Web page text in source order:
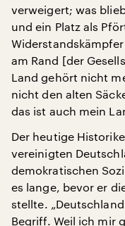
verweigert; was
und ein Platz als
am Rand [der
Land gehört nicht
nicht den alten
das ist auch mein
Der heutige
vereinigten
demokratischen
es lange, bevor er
stellte.
Begriff. Weil ich mir